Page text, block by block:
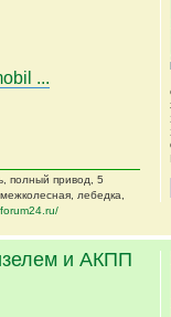
...
полный привод, 5
лебедка,
и АКПП